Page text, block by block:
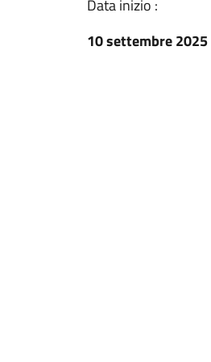
Data inizio :
10 settembre 2025